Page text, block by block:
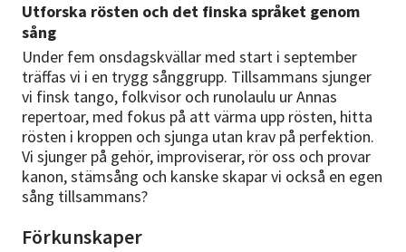
Utforska rösten och det finska språket genom
sång
Under fem onsdagskvällar med start i september
träffas vi i en trygg sånggrupp. Tillsammans sjunger
vi finsk tango, folkvisor och runolaulu ur Annas
repertoar, med fokus på att värma upp rösten, hitta
rösten i kroppen och sjunga utan krav på perfektion.
Vi sjunger på gehör, improviserar, rör oss och provar
kanon, stämsång och kanske skapar vi också en egen
sång tillsammans?
Förkunskaper